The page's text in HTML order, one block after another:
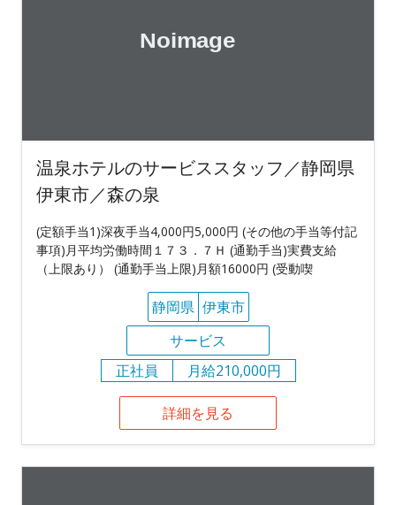
温泉ホテルのサービススタッフ／静岡県
伊東市／森の泉
(定額手当1)深夜手当4,000円5,000円 (その他の手当等付記
事項)月平均労働時間１７３．７Ｈ (通勤手当)実費支給
（上限あり） (通勤手当上限)月額16000円 (受動喫
静岡県 伊東市
サービス
正社員
月給210,000円
詳細を見る